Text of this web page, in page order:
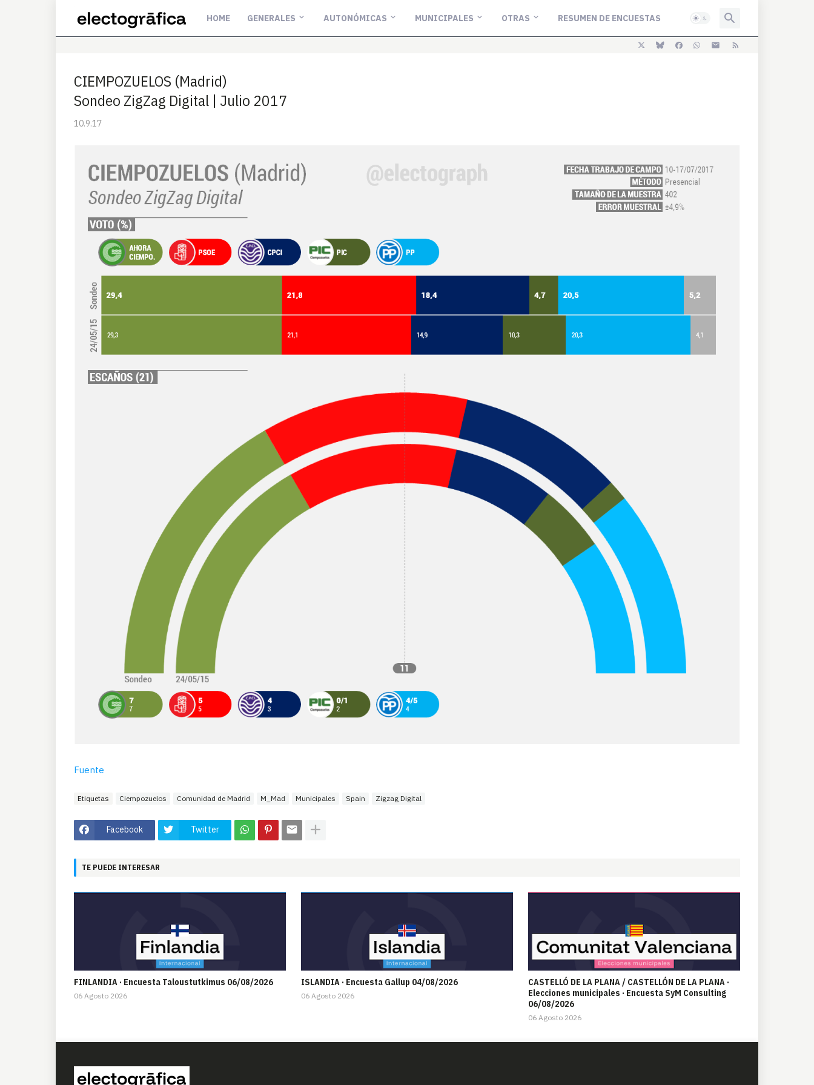
HOME GENERALES AUTONÓMICAS MUNICIPALES OTRAS RESUMEN DE ENCUESTAS
CIEMPOZUELOS (Madrid)
Sondeo ZigZag Digital | Julio 2017
10.9.17
Fuente
Etiquetas Ciempozuelos Comunidad de Madrid M_Mad Municipales Spain Zigzag Digital
Facebook Twitter
TE PUEDE INTERESAR
FINLANDIA · Encuesta Taloustutkimus 06/08/2026
06 Agosto 2026
ISLANDIA · Encuesta Gallup 04/08/2026
06 Agosto 2026
CASTELLÓ DE LA PLANA / CASTELLÓN DE LA PLANA ·
Elecciones municipales · Encuesta SyM Consulting
06/08/2026
06 Agosto 2026